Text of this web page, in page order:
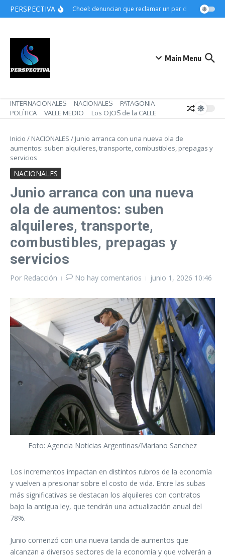
Saltar al contenido
PERSPECTIVAChoele Choel: denuncian que reclamar un par de botines
Main Menu
INTERNACIONALES NACIONALES
PATAGONIA
POLÍTICA
VALLE MEDIO Los OJOS de la CALLE
Inicio / NACIONALES / Junio arranca con una nueva ola de
aumentos: suben alquileres, transporte, combustibles, prepagas y
servicios
NACIONALES
Junio arranca con una nueva
ola de aumentos: suben
alquileres, transporte,
combustibles, prepagas y
servicios
Por Redacción No hay comentarios junio 1, 2026 10:46
Foto: Agencia Noticias Argentinas/Mariano Sanchez
Los incrementos impactan en distintos rubros de la economía
y vuelven a presionar sobre el costo de vida. Entre las subas
más significativas se destacan los alquileres con contratos
bajo la antigua ley, que tendrán una actualización anual del
78%.
Junio comenzó con una nueva tanda de aumentos que
alcanzan a diversos sectores de la economía y que volverán a